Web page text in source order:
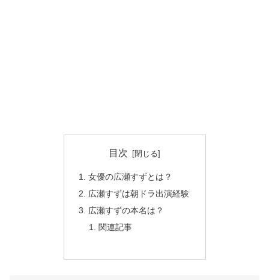
目次
女優の広瀬すずとは？
広瀬すずは朝ドラ出演経験
広瀬すずの本名は？
関連記事